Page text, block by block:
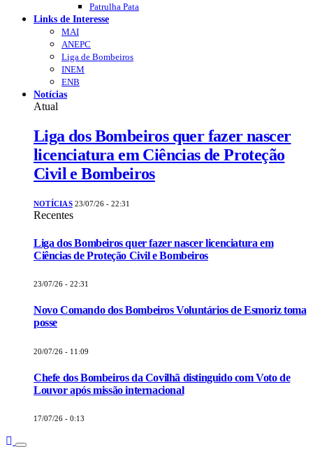
Patrulha Pata
Links de Interesse
MAI
ANEPC
Liga de Bombeiros
INEM
ENB
Notícias
Atual
Liga dos Bombeiros quer fazer nascer
licenciatura em Ciências de Proteção
Civil e Bombeiros
NOTÍCIAS 23/07/26 - 22:31
Recentes
Liga dos Bombeiros quer fazer nascer licenciatura em
Ciências de Proteção Civil e Bombeiros
23/07/26 - 22:31
Novo Comando dos Bombeiros Voluntários de Esmoriz toma
posse
20/07/26 - 11:09
Chefe dos Bombeiros da Covilhã distinguido com Voto de
Louvor após missão internacional
17/07/26 - 0:13